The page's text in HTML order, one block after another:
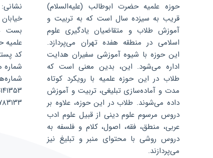
حوزه علمیه حضرت ابوطالب (علیه‌السلام)
قریب به سیزده سال است که به تربیت و
آموزش طلاب و متقاضیان یادگیری علوم
اسلامی در منطقه هفده تهران می‌پردازد.
این حوزه با شیوه آموزشی سفیران هدایت
اداره می‌شود. این، بدین معنی است که
طلاب در این حوزه علمیه با رویکرد کوتاه
مدت و آماده‌سازی تبلیغی، تربیت و آموزش
داده می‌شوند. طلاب در این حوزه، علاوه بر
دروس مرسوم علوم دینی از قبیل علوم ادب
عربی، منطق، فقه، اصول، کلام و فلسفه به
دروس روشی با محتوای منبر و تبلیغ نیز
می‌پردازند.
علمیه
کد پستی:
شماره